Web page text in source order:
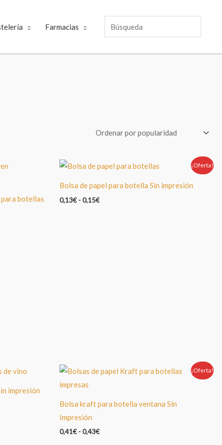
Farmacias
botellas
Oferta!
¡Oferta!
Bolsa de papel para botella Sin impresión
0,13€-0,15€
impresión
Oferta!
¡Oferta!
Bolsa kraft para botella ventana Sin
Impresión
0,41€-0,43€